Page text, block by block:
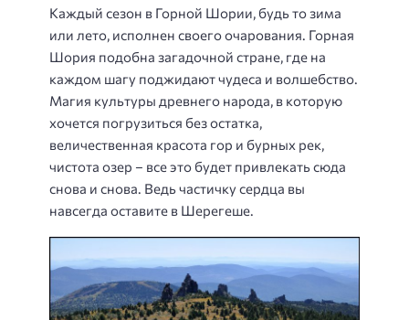
Каждый сезон в Горной Шории, будь то зима
или лето, исполнен своего очарования. Горная
Шория подобна загадочной стране, где на
каждом шагу поджидают чудеса и волшебство.
Магия культуры древнего народа, в которую
хочется погрузиться без остатка,
величественная красота гор и бурных рек,
чистота озер – все это будет привлекать сюда
снова и снова. Ведь частичку сердца вы
навсегда оставите в Шерегеше.